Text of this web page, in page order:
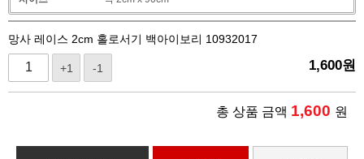
망사 레이스 2cm 홀로서기 백아이보리 10932017
+1 -1 1,600원
총 상품 금액 1,600 원